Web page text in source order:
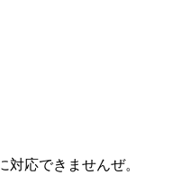
対応できませんぜ。